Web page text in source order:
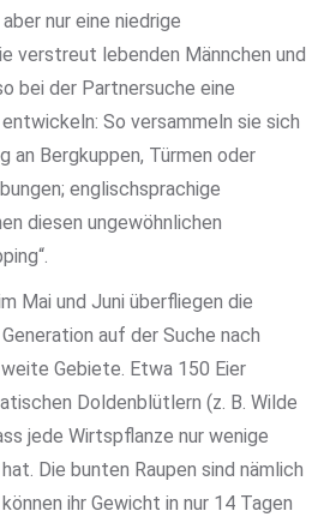
nur eine niedrige
verstreut lebenden Männchen und
bei der Partnersuche eine
So versammeln sie sich
an Bergkuppen, Türmen oder
englischsprachige
diesen ungewöhnlichen
Mai und Juni überfliegen die
auf der Suche nach
Gebiete. Etwa 150 Eier
Doldenblütlern (z. B. Wilde
jede Wirtspflanze nur wenige
Die bunten Raupen sind nämlich
ihr Gewicht in nur 14 Tagen